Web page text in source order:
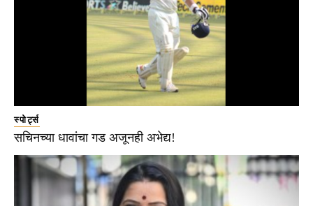
स्पोर्ट्स
सचिनच्या धावांचा गड अजूनही अभेद्य!